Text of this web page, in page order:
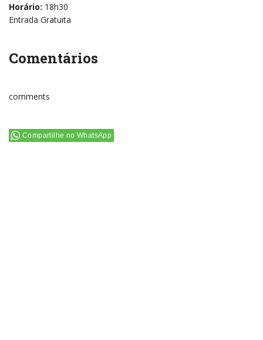
Horário: 18h30
Entrada Gratuita
Comentários
comments
Compartilhe no WhatsApp